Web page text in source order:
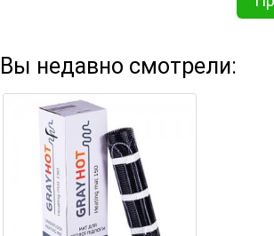
Вы недавно смотрели: